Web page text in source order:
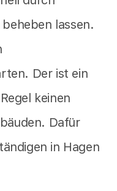
lassen.
Der ist ein
keinen
Dafür
in Hagen